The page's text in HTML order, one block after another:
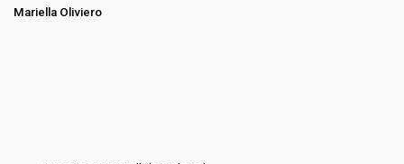
Mariella Oliviero